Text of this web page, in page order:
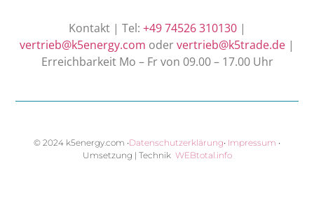
Kontakt | Tel: +49 74526 310130|
vertrieb@k5energy.com odervertrieb@k5trade.de |
Erreichbarkeit Mo – Fr von 09.00 – 17.00 Uhr
© 2024 k5energy.com •Datenschutzerklärung• Impressum •
Umsetzung | Technik WEBtotal.info